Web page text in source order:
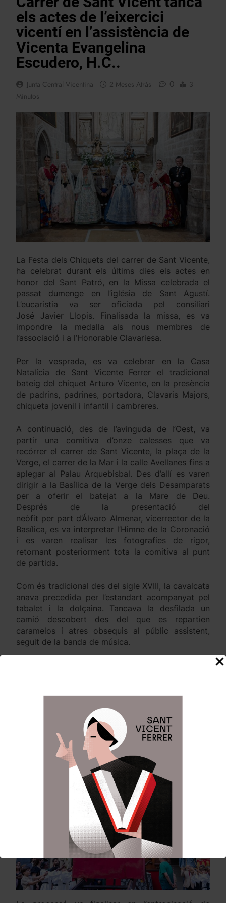
els actes de l’eixercici
vicentí en l’assistència de
Vicenta Evangelina
Escudero, H.C..
Junta Central Vicentina 2 Meses Atrás 0
3
Minutos
La Festa dels Chiquets del carrer de Sant Vicente,
ha celebrat durant els últims dies els actes en
honor del Sant Patró, en la Missa celebrada el
passat dumenge en l’iglésia de Sant Agustí.
L’eucaristia va ser oficiada pel consiliari
José Javier Llopis. Finalisada la missa, es va
impondre la medalla als nous membres de
l’associació i a l’Honorable Clavariesa.
Per la vesprada, es va celebrar en la Casa
Natalícia de Sant Vicente Ferrer el tradicional
bateig del chiquet Arturo Vicente, en la presència
de padrins, padrines, portadora, Clavaris Majors,
chiqueta jovenil i infantil i cambreres.
A continuació, des de l’avinguda de l’Oest, va
partir una comitiva d’onze calesses que va
recórrer el carrer de Sant Vicente, la plaça de la
Verge, el carrer de la Mar i la calle Avellanes fins a
aplegar al Palau Arquebisbal. Des d’allí es varen
dirigir a la Basílica de la Verge dels Desamparats
per a oferir el batejat a la Mare de Deu.
Després de la presentació del
neòfit per part d’Álvaro Almenar, vicerrector de la
Basílica, es va interpretar l’Himne de la Coronació
i es varen realisar les fotografies de rigor,
retornant posteriorment tota la comitiva al punt
de partida.
Com és tradicional des del sigle XVIII, la cavalcata
anava precedida per l’estandart acompanyat pel
tabalet i la dolçaina. Tancava la desfilada un
camió descobert des del que es repartien
caramelos i atres obsequis al públic assistent,
seguit de la banda de música.
jagants, chiquets de primera comunió, falles
invitades, la Fallera Major Infantil de Valéncia i la
seua Cort d’Honor, els membres de la Festa i
representants dels Altars i Associacions